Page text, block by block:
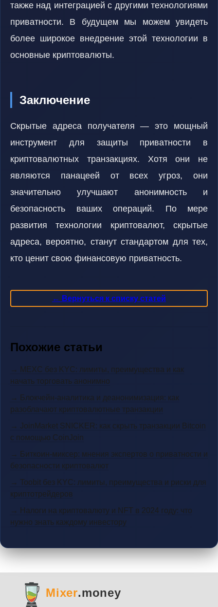
также над интеграцией с другими технологиями
приватности. В будущем мы можем увидеть
более широкое внедрение этой технологии в
основные криптовалюты.
Заключение
Скрытые адреса получателя — это мощный
инструмент для защиты приватности в
криптовалютных транзакциях. Хотя они не
являются панацеей от всех угроз, они
значительно улучшают анонимность и
безопасность ваших операций. По мере
развития технологии криптовалют, скрытые
адреса, вероятно, станут стандартом для тех,
кто ценит свою финансовую приватность.
← Вернуться к списку статей
Похожие статьи
→ MEXC без KYC: лимиты, преимущества и как
начать торговать анонимно
→ Блокчейн-аналитика и деанонимизация: как
разоблачают криптовалютные транзакции
→ JoinMarket SNICKER: как скрыть транзакции Bitcoin
с помощью CoinJoin
→ Биткоин-миксер: мнения экспертов о приватности и
безопасности криптовалют
→ Toobit без KYC: лимиты, преимущества и риски для
криптотрейдеров
→ Налоги на криптовалюту и NFT в 2024 году: что
нужно знать каждому инвестору
Mixer.money